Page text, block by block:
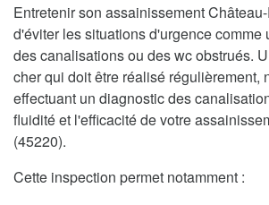
Entretenir son assainissement
d'éviter les situations d'urgence comme
des canalisations ou des wc obstrués.
cher qui doit être réalisé régulièrement,
effectuant un diagnostic des
fluidité et l'efficacité de votre
(45220).
Cette inspection permet notamment :